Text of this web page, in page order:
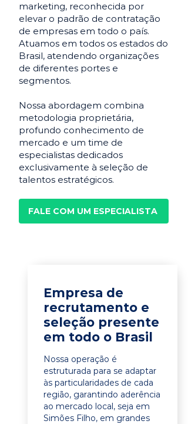
marketing, reconhecida por
elevar o padrão de contratação
de empresas em todo o país.
Atuamos em todos os estados do
Brasil, atendendo organizações
de diferentes portes e
segmentos.
Nossa abordagem combina
metodologia proprietária,
profundo conhecimento de
mercado e um time de
especialistas dedicados
exclusivamente à seleção de
talentos estratégicos.
FALE COM UM ESPECIALISTA
Empresa de
recrutamento e
seleção presente
em todo o Brasil
Nossa operação é
estruturada para se adaptar
às particularidades de cada
região, garantindo aderência
ao mercado local, seja em
Simões Filho, em grandes